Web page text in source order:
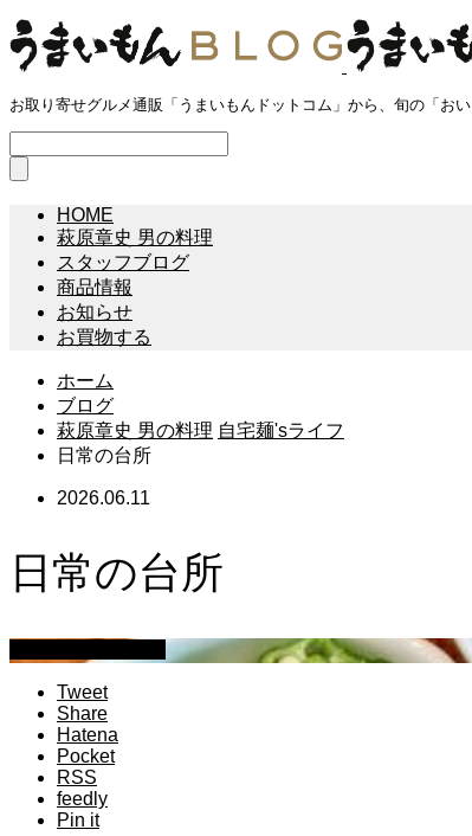
お取り寄せグルメ通販「うまいもんドットコム」から、旬の「お
HOME
萩原章史 男の料理
スタッフブログ
商品情報
お知らせ
お買物する
ホーム
ブログ
萩原章史 男の料理 自宅麺'sライフ
日常の台所
2026.06.11
日常の台所
Tweet
Share
Hatena
Pocket
RSS
feedly
Pin it